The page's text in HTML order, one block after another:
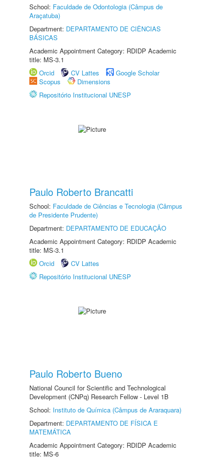
School: Faculdade de Odontologia (Câmpus de
Araçatuba)
Department: DEPARTAMENTO DE CIÊNCIAS
BÁSICAS
Academic Appointment Category: RDIDP Academic
title: MS-3.1
Orcid
CV Lattes
Google Scholar
Scopus
Dimensions
Repositório Institucional UNESP
Paulo Roberto Brancatti
School: Faculdade de Ciências e Tecnologia (Câmpus
de Presidente Prudente)
Department: DEPARTAMENTO DE EDUCAÇÃO
Academic Appointment Category: RDIDP Academic
title: MS-3.1
Orcid
CV Lattes
Repositório Institucional UNESP
Paulo Roberto Bueno
National Council for Scientific and Technological
Development (CNPq) Research Fellow - Level 1B
School: Instituto de Química (Câmpus de Araraquara)
Department: DEPARTAMENTO DE FÍSICA E
MATEMÁTICA
Academic Appointment Category: RDIDP Academic
title: MS-6